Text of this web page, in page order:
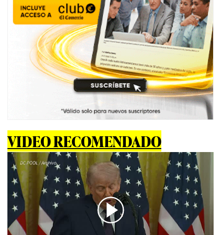
VIDEO RECOMENDADO